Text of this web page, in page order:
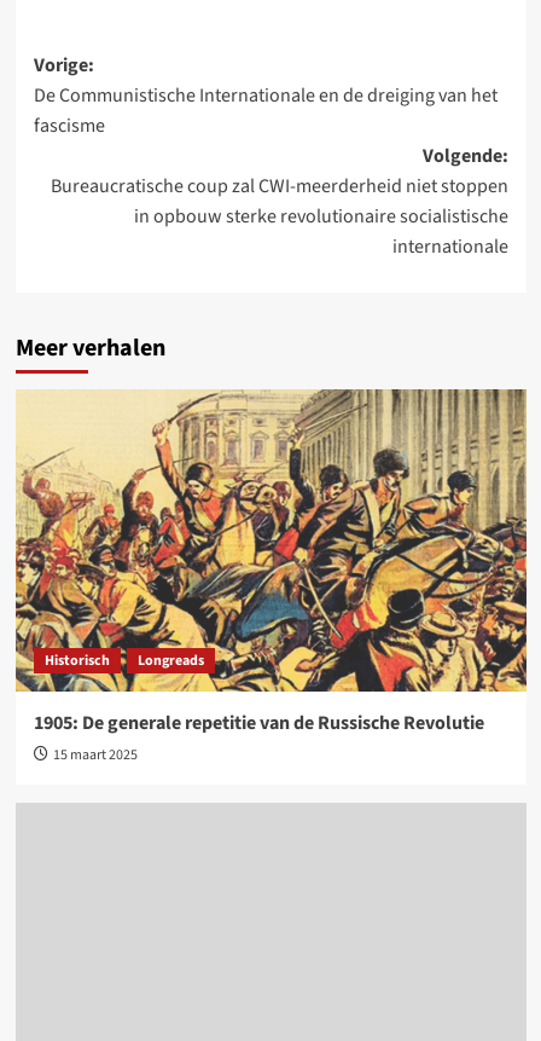
Bericht
navigatie
Vorige:
De Communistische Internationale en de dreiging van het
fascisme
Volgende:
Bureaucratische coup zal CWI-meerderheid niet stoppen
in opbouw sterke revolutionaire socialistische
internationale
Meer verhalen
Historisch Longreads
1905: De generale repetitie van de Russische Revolutie
15 maart 2025